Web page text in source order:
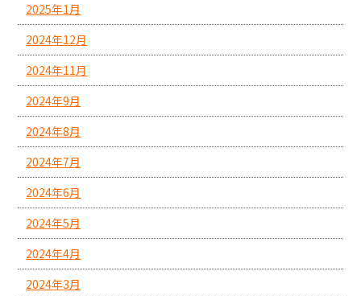
2025年1月
2024年12月
2024年11月
2024年9月
2024年8月
2024年7月
2024年6月
2024年5月
2024年4月
2024年3月